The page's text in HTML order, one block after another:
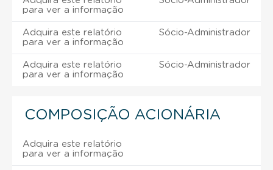
para ver a informação
Adquira este relatório
para ver a informação
Sócio-Administrador
Adquira este relatório
para ver a informação
Sócio-Administrador
COMPOSIÇÃO ACIONÁRIA
Adquira este relatório
para ver a informação